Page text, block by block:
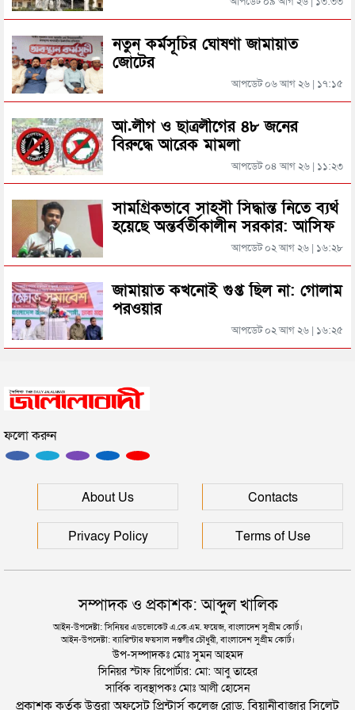
শিক্ষামন্ত্রীর পদত্যাগের দাবিতে মহাসড়ক অবরোধ
সিলেটে যে কারণে এনসিপির ২ নেতা বহিষ্কার
অবসরের ভাবনা প্রত্যাখ্যান করলেন শেখ হাসিনা
ঐতিহাসিক ছয় দফা থেকেই মুক্তিযুদ্ধ
বাংলাদেশি নিহত
সিলেটে আরও ৩ জনের প্রাণহানী, পরিস্থিতি এখনো ভয়াবহ
মহেশখালীর মাতারবাড়িতে পৌঁছেছেন প্রধানমন্ত্রী
হেলিকপ্টারে মহেশখালীর পথে প্রধানমন্ত্রী
পিকআপসহ তিনজনকে ধরল সিলেট র‌্যাব
সিলেটে কাগজ ছাড়া রাস্তায় নামলেই বিপদ
প্রশাসন একাকার হয়ে যাওয়া”
রাষ্ট্রপতি নির্বাচনের তারিখ ঘোষণা
নতুন কর্মসূচির ঘোষণা জামায়াত
জোটের
আপডেট ০৬ আগ ২৬ | ১৭:১৫
আ.লীগ ও ছাত্রলীগের ৪৮ জনের
বিরুদ্ধে আরেক মামলা
আপডেট ০৪ আগ ২৬ | ১১:২৩
সামগ্রিকভাবে সাহসী সিদ্ধান্ত নিতে ব্যর্থ
হয়েছে অন্তর্বর্তীকালীন সরকার: আসিফ
আপডেট ০২ আগ ২৬ | ১৬:২৮
জামায়াত কখনোই গুপ্ত ছিল না: গোলাম
পরওয়ার
আপডেট ০২ আগ ২৬ | ১৬:২৫
ফলো করুন
About Us Contacts
Privacy Policy Terms of Use
সম্পাদক ও প্রকাশক: আব্দুল খালিক
আইন-উপদেষ্টা: সিনিয়র এডভোকেট এ.কে.এম. ফয়েজ, বাংলাদেশ সুপ্রীম কোর্ট।
আইন-উপদেষ্টা: ব্যারিস্টার ফয়সাল দস্তগীর চৌধুরী, বাংলাদেশ সুপ্রীম কোর্ট।
উপ-সম্পাদকঃ মোঃ সুমন আহমদ
সিনিয়র স্টাফ রিপোর্টার: মো: আবু তাহের
সার্বিক ব্যবস্থাপকঃ মোঃ আলী হোসেন
প্রকাশক কর্তৃক উত্তরা অফসেট প্রিন্টার্স কলেজ রোড, বিয়ানীবাজার সিলেট